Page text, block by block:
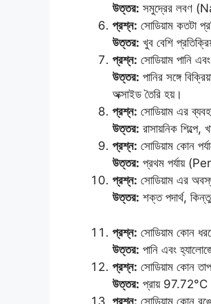
উত্তর: সমুদ্রের লবণ
প্রশ্ন: সোডিয়াম কতটা
উত্তর: খুব বেশি
প্রশ্ন: সোডিয়াম পানি
উত্তর: পানির সঙ্গে
অক্সাইড তৈরি হয়।
প্রশ্ন: সোডিয়াম এর
উত্তর: রাসায়নিক
প্রশ্ন: সোডিয়াম কোন
উত্তর: প্রথম পর্যায়
প্রশ্ন: সোডিয়াম এর
উত্তর: শক্ত পদার্থ,
প্রশ্ন: সোডিয়াম কোন
উত্তর: পানি এবং
প্রশ্ন: সোডিয়াম কোন
উত্তর: প্রায়
প্রশ্ন: সোডিয়াম কোন